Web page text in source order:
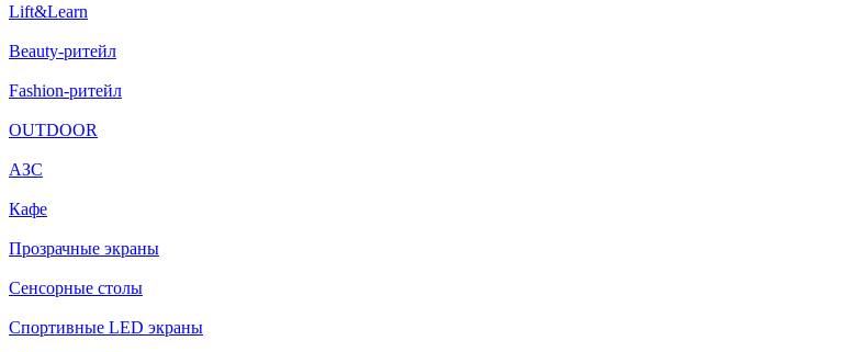
Lift&Learn
Beauty-ритейл
Fashion-ритейл
OUTDOOR
АЗС
Кафе
Прозрачные экраны
Сенсорные столы
Спортивные LED экраны